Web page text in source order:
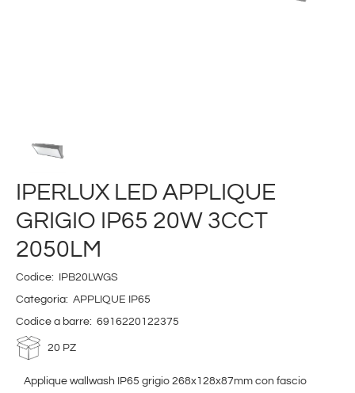
IPERLUX LED APPLIQUE
GRIGIO IP65 20W 3CCT
2050LM
Codice:
IPB20LWGS
Categoria: APPLIQUE IP65
Codice a barre: 6916220122375
20 PZ
Applique wallwash IP65 grigio 268x128x87mm con fascio